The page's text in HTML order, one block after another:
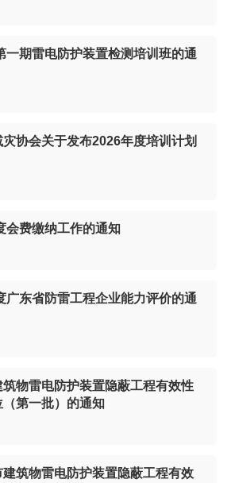
一期雷电防护装置检测培训班的通
协会关于发布2026年度培训计划
会费缴纳工作的通知
广东省防雷工程企业能力评价的通
物雷电防护装置隐蔽工程有效性
第一批）的通知
筑物雷电防护装置隐蔽工程有效